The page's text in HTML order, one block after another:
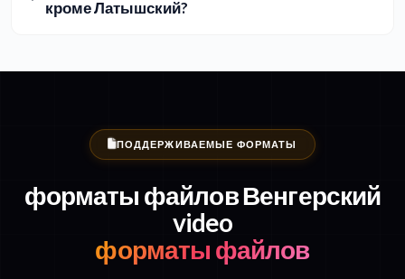
кроме Латышский?
ПОДДЕРЖИВАЕМЫЕ ФОРМАТЫ
форматы файлов Венгерский
video
форматы файлов